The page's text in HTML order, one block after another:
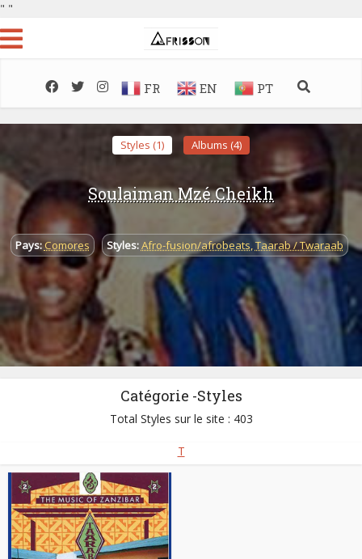
" "
FR EN PT
Styles (1) Albums (4)
Soulaiman Mzé Cheikh
Pays:Comores Styles:Afro-fusion/afrobeats,Taarab / Twaraab
Catégorie -Styles
Total Styles sur le site : 403
T